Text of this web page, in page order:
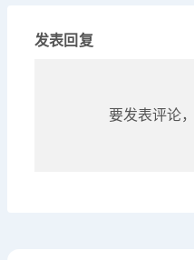
发表回复
要发表评论